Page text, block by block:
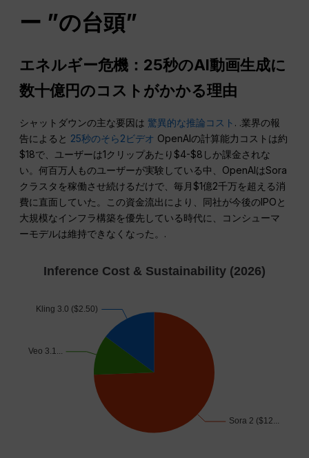
ー ”の台頭”
エネルギー危機：25秒のAI動画生成に
数十億円のコストがかかる理由
シャットダウンの主な要因は驚異的な推論コスト . .業界の報
告によると 25秒のそら2ビデオ OpenAIの計算能力コストは約
$18で、ユーザーは1クリップあたり$4-$8しか課金されな
い。何百万人ものユーザーが実験している中、OpenAIはSora
クラスタを稼働させ続けるだけで、毎月$1億2千万を超える消
費に直面していた。この資金流出により、同社が今後のIPOと
大規模なインフラ構築を優先している時代に、コンシューマ
ーモデルは維持できなくなった。.